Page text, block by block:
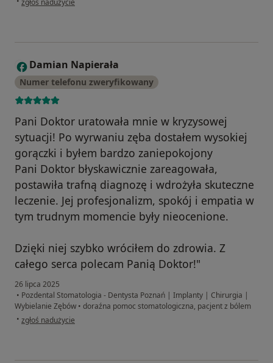
D Damian Napierała
Numer telefonu zweryfikowany
Pani Doktor uratowała mnie w kryzysowej
sytuacji! Po wyrwaniu zęba dostałem wysokiej
gorączki i byłem bardzo zaniepokojony
Pani Doktor błyskawicznie zareagowała,
postawiła trafną diagnozę i wdrożyła skuteczne
leczenie. Jej profesjonalizm, spokój i empatia w
tym trudnym momencie były nieocenione.
Dzięki niej szybko wróciłem do zdrowia. Z
całego serca polecam Panią Doktor!"
26 lipca 2025
• Pozdental Stomatologia - Dentysta Poznań | Implanty | Chirurgia |
Wybielanie Zębów • doraźna pomoc stomatologiczna, pacjent z bólem
• w opinii użytkownika Damian Napierała
zgłoś nadużycie